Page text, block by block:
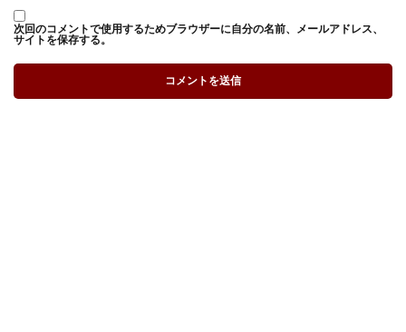
次回のコメントで使用するためブラウザーに自分の名前、メールアドレス、
サイトを保存する。